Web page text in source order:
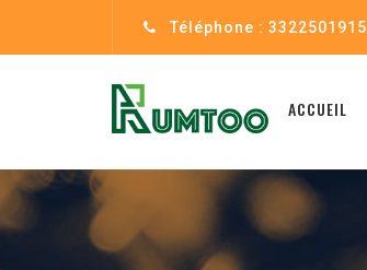
Téléphone : 3322501915
ACCUEIL